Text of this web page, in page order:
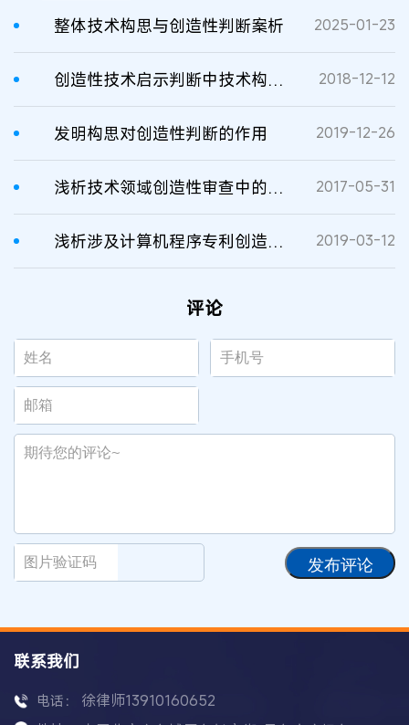
整体技术构思与创造性判断案析 2025-01-23
创造性技术启示判断中技术构思的考量 2018-12-12
发明构思对创造性判断的作用 2019-12-26
浅析技术领域创造性审查中的考量因素 2017-05-31
浅析涉及计算机程序专利创造性缺陷答复 2019-03-12
评论
发布评论
联系我们
电话： 徐律师13910160652